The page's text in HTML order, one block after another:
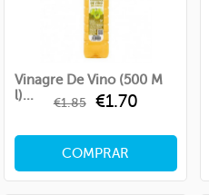
Vinagre De Vino (500 M
L)...
Regular
€1.85 Price
€1.70
COMPRAR